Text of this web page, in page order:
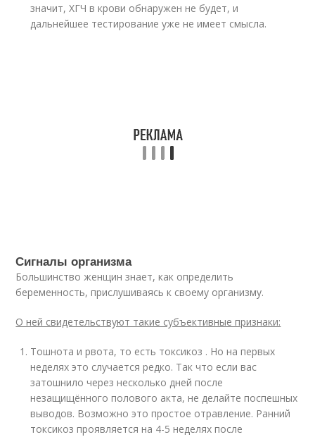
значит, ХГЧ в крови обнаружен не будет, и
дальнейшее тестирование уже не имеет смысла.
Сигналы организма
Большинство женщин знает, как определить
беременность, прислушиваясь к своему организму.
О ней свидетельствуют такие субъективные признаки:
Тошнота и рвота, то есть токсикоз . Но на первых
неделях это случается редко. Так что если вас
затошнило через несколько дней после
незащищённого полового акта, не делайте поспешных
выводов. Возможно это простое отравление. Ранний
токсикоз проявляется на 4-5 неделях после